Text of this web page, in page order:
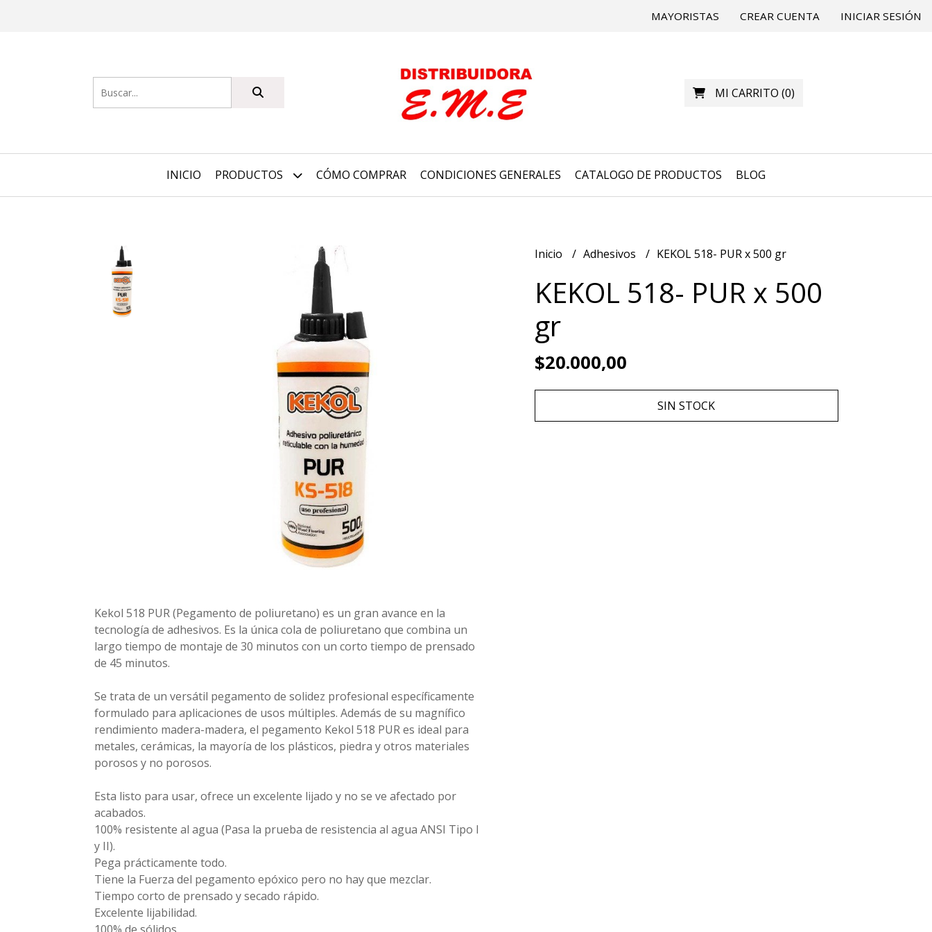
MAYORISTAS CREAR CUENTA INICIAR SESIÓN
MI CARRITO (0)
INICIO PRODUCTOS CÓMO COMPRAR CONDICIONES GENERALES CATALOGO DE PRODUCTOS BLOG
Kekol 518 PUR (Pegamento de poliuretano) es un gran avance en la
tecnología de adhesivos. Es la única cola de poliuretano que combina un
largo tiempo de montaje de 30 minutos con un corto tiempo de prensado
de 45 minutos.
Se trata de un versátil pegamento de solidez profesional específicamente
formulado para aplicaciones de usos múltiples. Además de su magnífico
rendimiento madera-madera, el pegamento Kekol 518 PUR es ideal para
metales, cerámicas, la mayoría de los plásticos, piedra y otros materiales
porosos y no porosos.
Esta listo para usar, ofrece un excelente lijado y no se ve afectado por
acabados.
100% resistente al agua (Pasa la prueba de resistencia al agua ANSI Tipo I
y II).
Pega prácticamente todo.
Tiene la Fuerza del pegamento epóxico pero no hay que mezclar.
Tiempo corto de prensado y secado rápido.
Excelente lijabilidad.
Inicio Adhesivos KEKOL 518- PUR x 500 gr
KEKOL 518- PUR x 500
gr
$20.000,00
SIN STOCK